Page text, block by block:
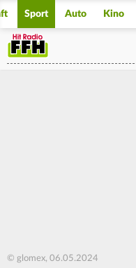
Sport Auto Kino
© glomex, 06.05.2024